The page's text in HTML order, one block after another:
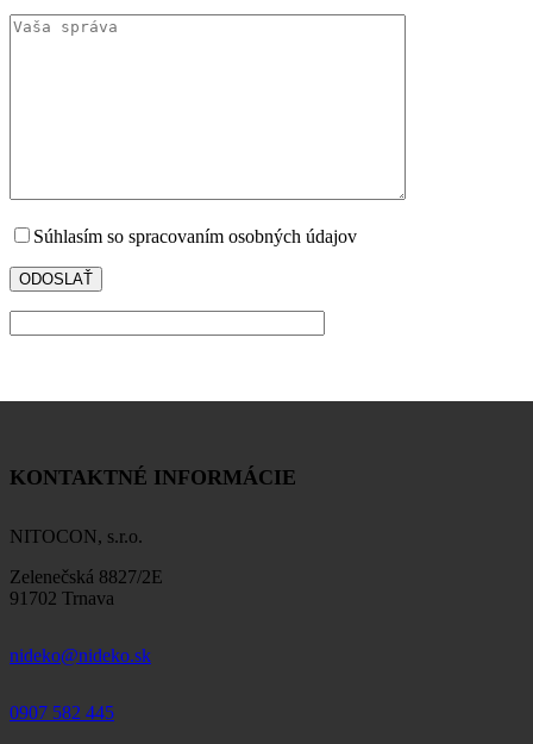
Súhlasím so spracovaním osobných údajov
KONTAKTNÉ INFORMÁCIE
NITOCON, s.r.o.
Zelenečská 8827/2E
91702 Trnava
nideko@nideko.sk
0907 582 445